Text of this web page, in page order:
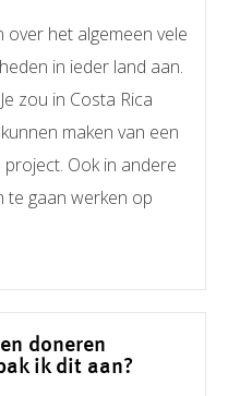
over het algemeen vele
in ieder land aan.
zou in Costa Rica
maken van een
Ook in andere
te gaan werken op
doneren
ik dit aan?